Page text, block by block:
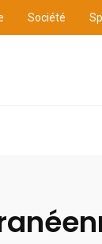
Société